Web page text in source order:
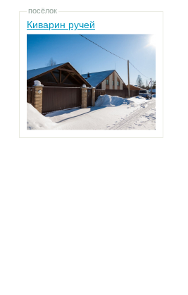
посёлок
Киварин ручей